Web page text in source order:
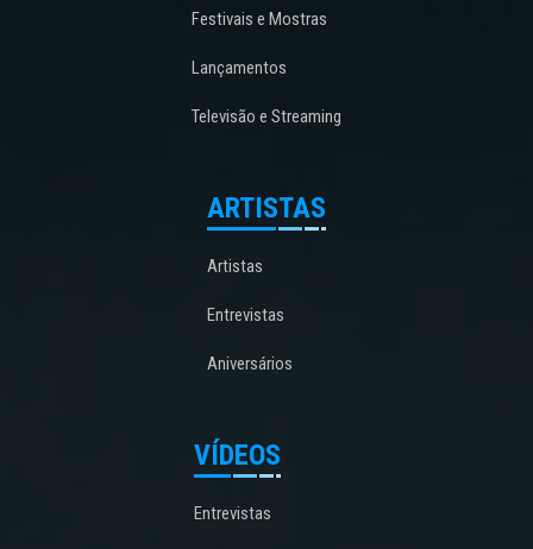
Festivais e Mostras
Lançamentos
Televisão e Streaming
ARTISTAS
Artistas
Entrevistas
Aniversários
VÍDEOS
Entrevistas